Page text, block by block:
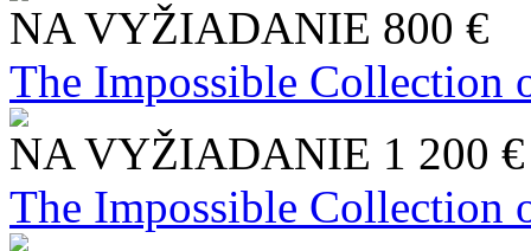
NA VYŽIADANIE 800 €
The Impossible Collection
NA VYŽIADANIE 1 200 €
The Impossible Collection